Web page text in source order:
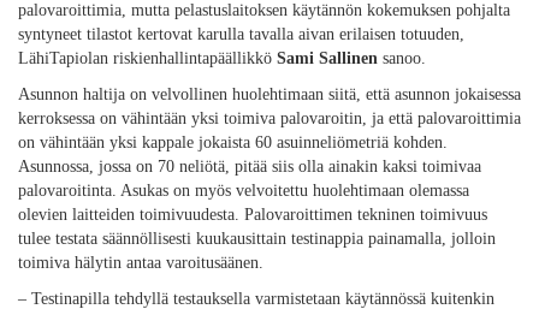
palovaroittimia, mutta pelastuslaitoksen käytännön kokemuksen pohjalta
syntyneet tilastot kertovat karulla tavalla aivan erilaisen totuuden,
LähiTapiolan riskienhallintapäällikkö Sami Sallinen sanoo.
Asunnon haltija on velvollinen huolehtimaan siitä, että asunnon jokaisessa
kerroksessa on vähintään yksi toimiva palovaroitin, ja että palovaroittimia
on vähintään yksi kappale jokaista 60 asuinneliömetriä kohden.
Asunnossa, jossa on 70 neliötä, pitää siis olla ainakin kaksi toimivaa
palovaroitinta. Asukas on myös velvoitettu huolehtimaan olemassa
olevien laitteiden toimivuudesta. Palovaroittimen tekninen toimivuus
tulee testata säännöllisesti kuukausittain testinappia painamalla, jolloin
toimiva hälytin antaa varoitusäänen.
– Testinapilla tehdyllä testauksella varmistetaan käytännössä kuitenkin